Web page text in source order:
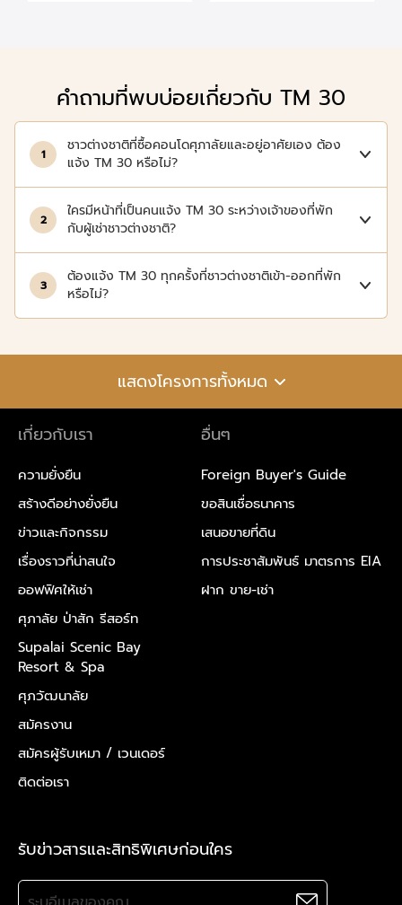
คำถามที่พบบ่อยเกี่ยวกับ TM 30
1
ชาวต่างชาติที่ซื้อคอนโดศุภาลัยและอยู่อาศัยเอง ต้อง
แจ้ง TM 30 หรือไม่?
2
ใครมีหน้าที่เป็นคนแจ้ง TM 30 ระหว่างเจ้าของที่พัก
กับผู้เช่าชาวต่างชาติ?
3
ต้องแจ้ง TM 30 ทุกครั้งที่ชาวต่างชาติเข้า-ออกที่พัก
หรือไม่?
แสดงโครงการทั้งหมด
เกี่ยวกับเรา
ความยั่งยืน
สร้างดีอย่างยั่งยืน
ข่าวและกิจกรรม
เรื่องราวที่น่าสนใจ
ออฟฟิศให้เช่า
ศุภาลัย ป่าสัก รีสอร์ท
Supalai Scenic Bay
Resort & Spa
ศุภวัฒนาลัย
สมัครงาน
สมัครผู้รับเหมา / เวนเดอร์
ติดต่อเรา
อื่นๆ
Foreign Buyer's Guide
ขอสินเชื่อธนาคาร
เสนอขายที่ดิน
การประชาสัมพันธ์ มาตรการ EIA
ฝาก ขาย-เช่า
รับข่าวสารและสิทธิพิเศษก่อนใคร